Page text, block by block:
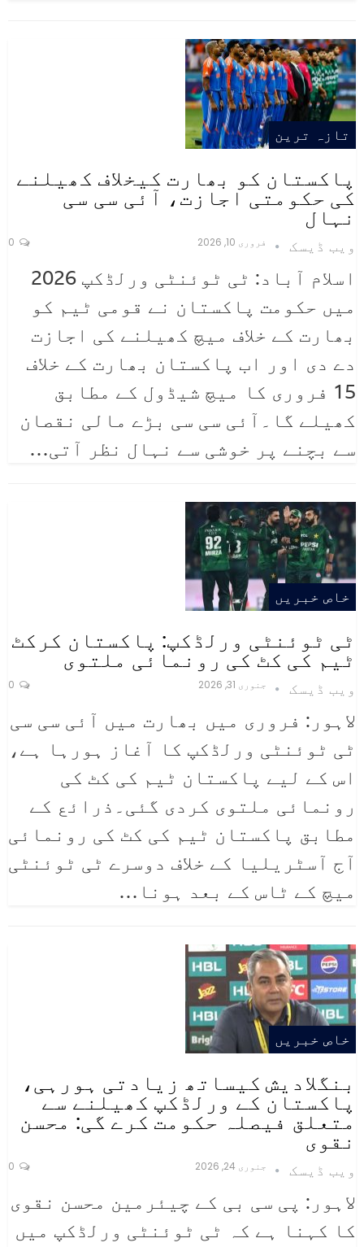
تازہ ترین
پاکستان کو بھارت کیخلاف کھیلنے
کی حکومتی اجازت، آئی سی سی
نہال
ویب ڈیسک فروری 10, 2026
اسلام آباد: ٹی ٹوئنٹی ورلڈکپ 2026
میں حکومت پاکستان نے قومی ٹیم کو
بھارت کے خلاف میچ کھیلنے کی اجازت
دے دی اور اب پاکستان بھارت کے خلاف
15 فروری کا میچ شیڈول کے مطابق
کھیلے گا۔آئی سی سی بڑے مالی نقصان
سے بچنے پر خوشی سے نہال نظر آتی…
خاص خبریں
ٹی ٹوئنٹی ورلڈکپ: پاکستان کرکٹ
ٹیم کی کٹ کی رونمائی ملتوی
ویب ڈیسک جنوری 31, 2026
لاہور: فروری میں بھارت میں آئی سی سی
ٹی ٹوئنٹی ورلڈکپ کا آغاز ہورہا ہے،
اس کے لیے پاکستان ٹیم کی کٹ کی
رونمائی ملتوی کردی گئی۔ذرائع کے
مطابق پاکستان ٹیم کی کٹ کی رونمائی
آج آسٹریلیا کے خلاف دوسرے ٹی ٹوئنٹی
میچ کے ٹاس کے بعد ہونا …
خاص خبریں
بنگلادیش کیساتھ زیادتی ہورہی،
پاکستان کے ورلڈکپ کھیلنے سے
متعلق فیصلہ حکومت کرے گی: محسن
نقوی
ویب ڈیسک جنوری 24, 2026
لاہور: پی سی بی کے چیئرمین محسن نقوی
کا کہنا ہے کہ ٹی ٹوئنٹی ورلڈکپ میں